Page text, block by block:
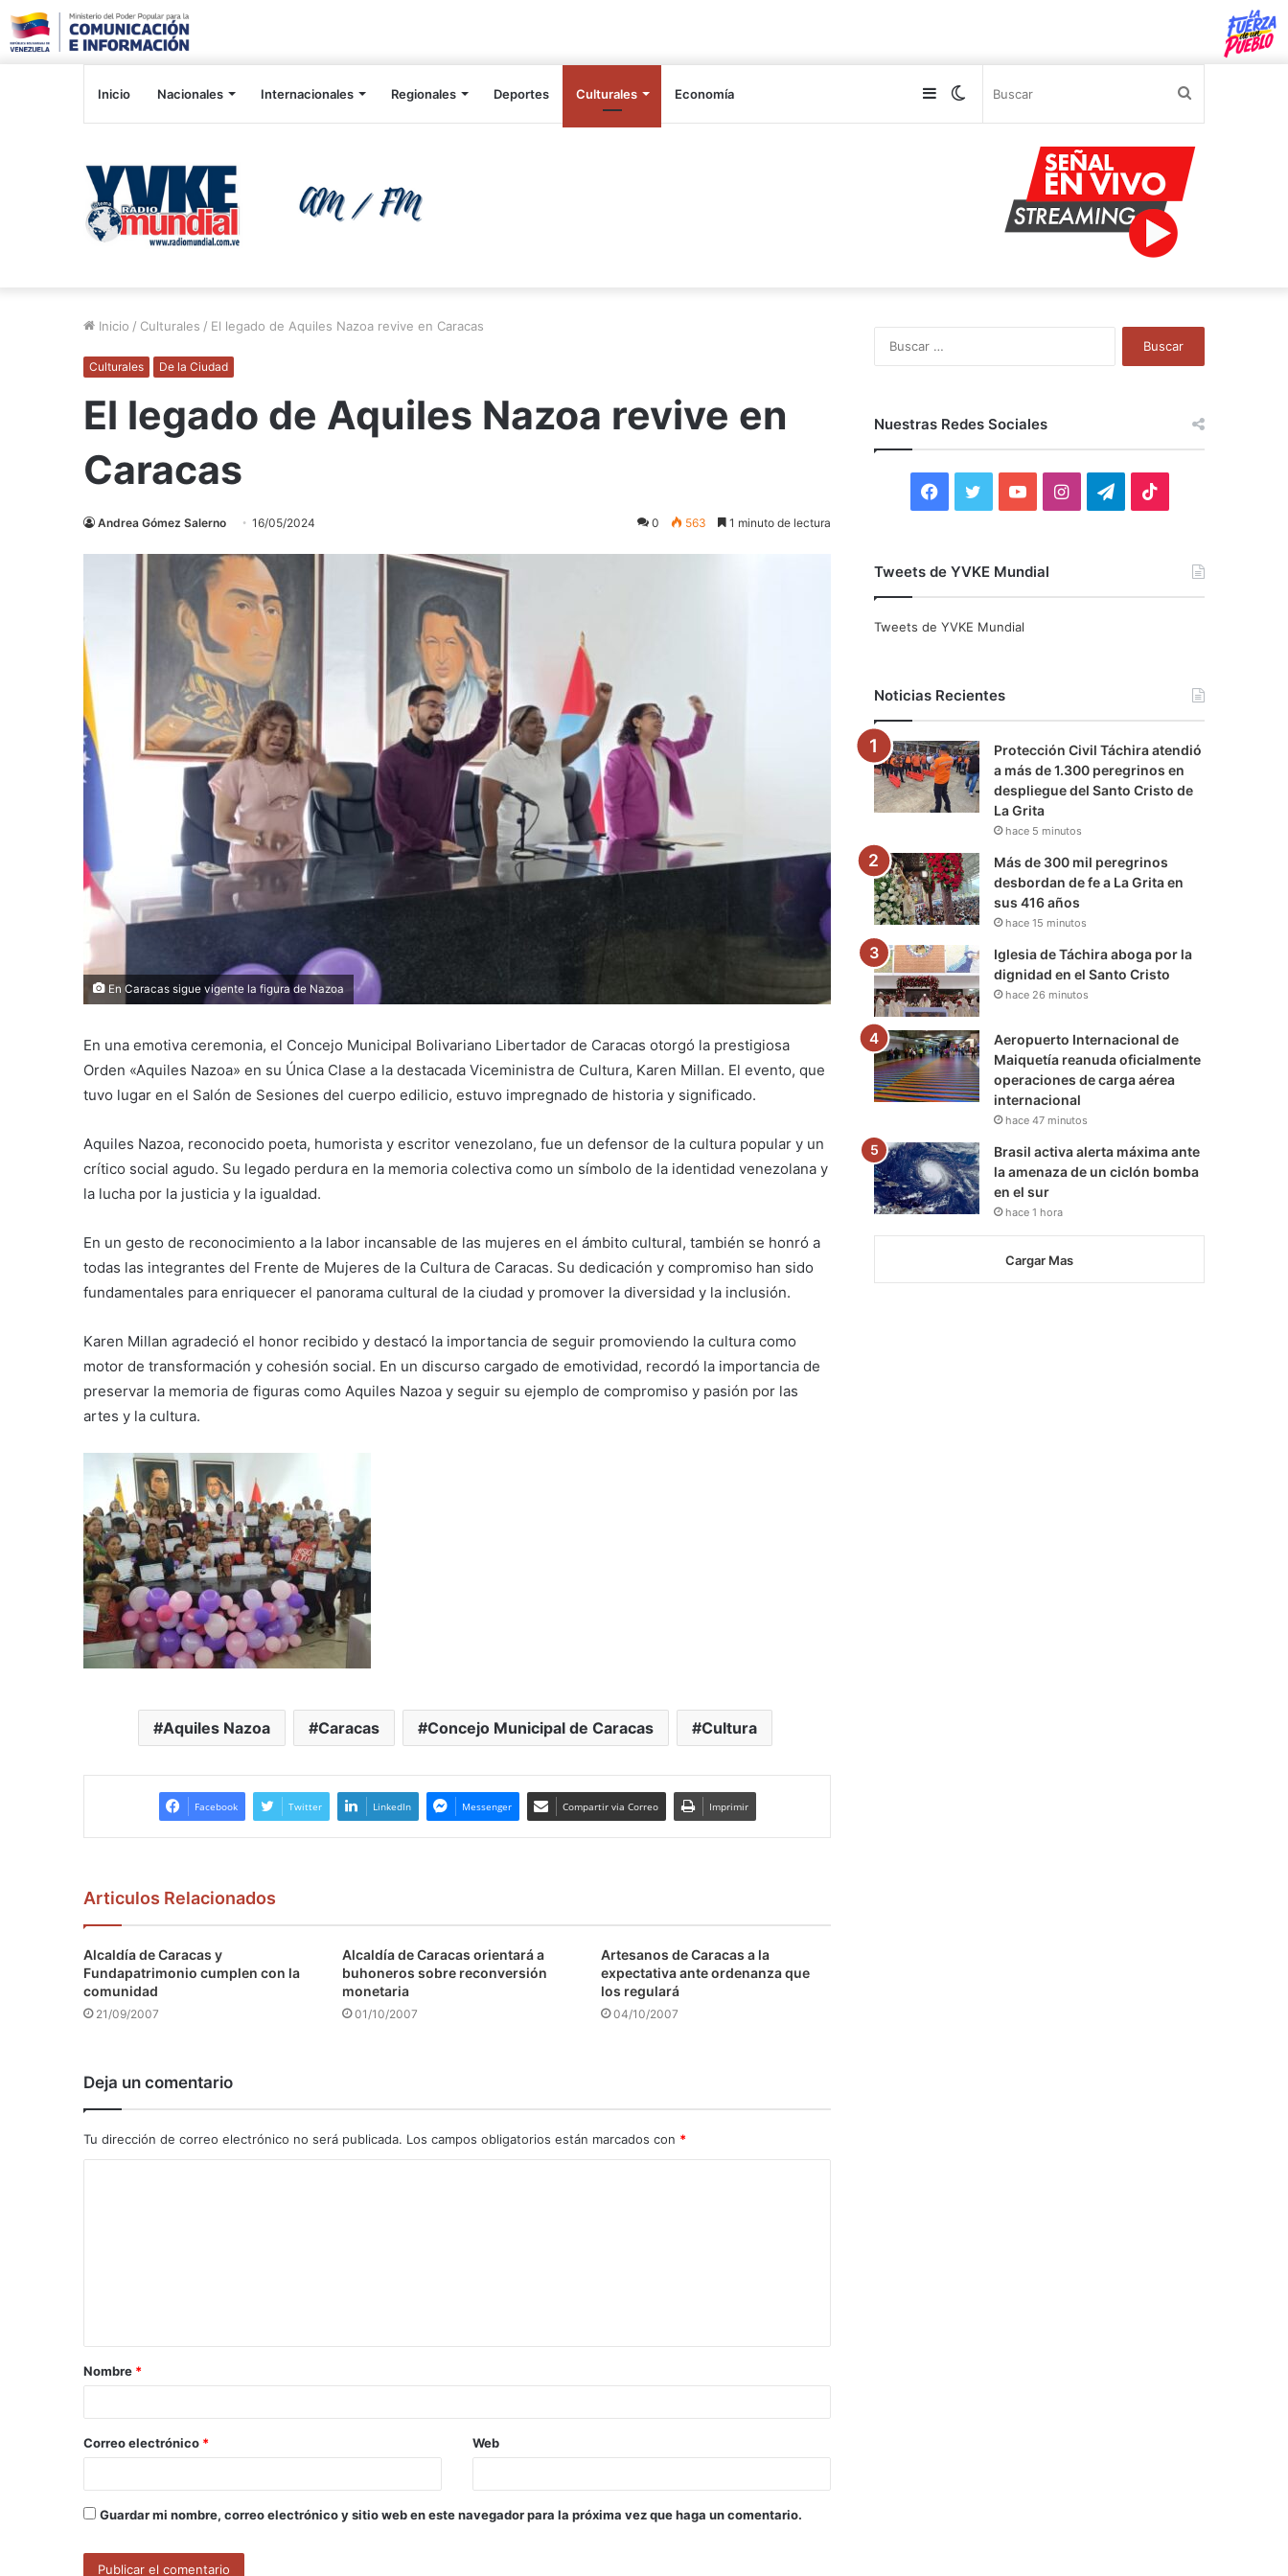
Inicio Nacionales Internacionales Regionales Deportes Culturales Economía Switch
Sidebar
Inicio / Culturales / El legado de Aquiles Nazoa revive en Caracas
Culturales De la Ciudad
El legado de Aquiles Nazoa revive en
Caracas
Andrea Gómez Salerno 16/05/2024 0 563 1 minuto de lectura
En Caracas sigue vigente la figura de Nazoa
En una emotiva ceremonia, el Concejo Municipal Bolivariano Libertador de Caracas otorgó la prestigiosa
Orden «Aquiles Nazoa» en su Única Clase a la destacada Viceministra de Cultura, Karen Millan. El evento, que
tuvo lugar en el Salón de Sesiones del cuerpo edilicio, estuvo impregnado de historia y significado.
Aquiles Nazoa, reconocido poeta, humorista y escritor venezolano, fue un defensor de la cultura popular y un
crítico social agudo. Su legado perdura en la memoria colectiva como un símbolo de la identidad venezolana y
la lucha por la justicia y la igualdad.
En un gesto de reconocimiento a la labor incansable de las mujeres en el ámbito cultural, también se honró a
todas las integrantes del Frente de Mujeres de la Cultura de Caracas. Su dedicación y compromiso han sido
fundamentales para enriquecer el panorama cultural de la ciudad y promover la diversidad y la inclusión.
Karen Millan agradeció el honor recibido y destacó la importancia de seguir promoviendo la cultura como
motor de transformación y cohesión social. En un discurso cargado de emotividad, recordó la importancia de
preservar la memoria de figuras como Aquiles Nazoa y seguir su ejemplo de compromiso y pasión por las
artes y la cultura.
Aquiles Nazoa Caracas Concejo Municipal de Caracas Cultura
Facebook Twitter LinkedIn Messenger Compartir via Correo Imprimir
Articulos Relacionados
Alcaldía de Caracas y
Fundapatrimonio cumplen con la
comunidad
21/09/2007
Alcaldía de Caracas orientará a
buhoneros sobre reconversión
monetaria
01/10/2007
Artesanos de Caracas a la
expectativa ante ordenanza que
los regulará
04/10/2007
Deja un comentario
Tu dirección de correo electrónico no será publicada. Los campos obligatorios están marcados con *
a
r
*
Nombre *
Correo electrónico * Web
Guardar mi nombre, correo electrónico y sitio web en este navegador para la próxima vez que haga un comentario.
Nuestras Redes Sociales
F
c
o
k
i
r
Y
u
e
I
r
a
m
T
a
m
Tweets de YVKE Mundial
Tweets de YVKE Mundial
Noticias Recientes
Protección Civil Táchira atendió
a más de 1.300 peregrinos en
despliegue del Santo Cristo de
La Grita
hace 5 minutos
Más de 300 mil peregrinos
desbordan de fe a La Grita en
sus 416 años
hace 15 minutos
Iglesia de Táchira aboga por la
dignidad en el Santo Cristo
hace 26 minutos
Aeropuerto Internacional de
Maiquetía reanuda oficialmente
operaciones de carga aérea
internacional
hace 47 minutos
Brasil activa alerta máxima ante
la amenaza de un ciclón bomba
en el sur
hace 1 hora
Cargar Mas